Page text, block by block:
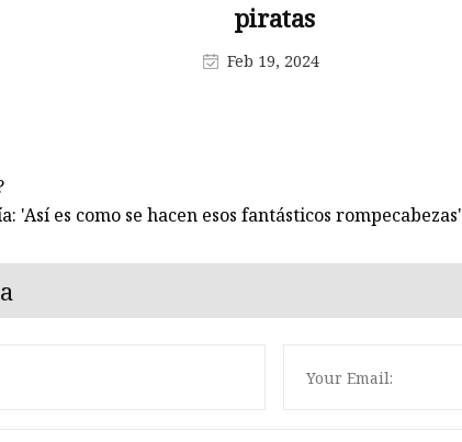
Máquina troqueladora de libros
piratas
Feb 19, 2024
'Así es como se hacen esos fantásticos rompecabezas'